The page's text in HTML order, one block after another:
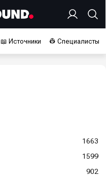
📖 Источники 👷 Специалисты
1663
1599
902